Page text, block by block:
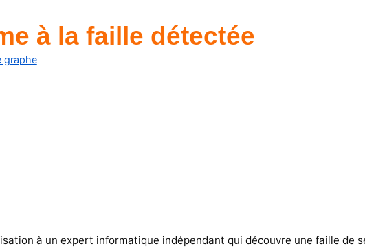
à la faille détectée
graphe
à un expert informatique indépendant qui découvre une faille de